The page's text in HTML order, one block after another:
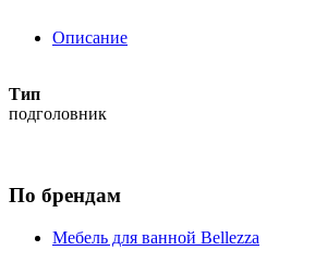
Описание
Тип
подголовник
По брендам
Мебель для ванной Bellezza